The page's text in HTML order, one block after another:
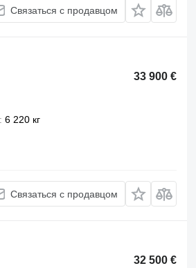
Связаться с продавцом
33 900 €
6 220 кг
Связаться с продавцом
32 500 €